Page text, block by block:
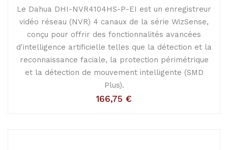
Le Dahua DHI-NVR4104HS-P-EI est un enregistreur
vidéo réseau (NVR) 4 canaux de la série WizSense,
conçu pour offrir des fonctionnalités avancées
d'intelligence artificielle telles que la détection et la
reconnaissance faciale, la protection périmétrique
et la détection de mouvement intelligente (SMD
Plus).
166,75 €